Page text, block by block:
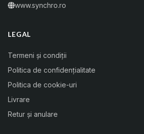
www.synchro.ro
LEGAL
Termeni și condiții
Politica de confidențialitate
Politica de cookie-uri
Livrare
Retur și anulare